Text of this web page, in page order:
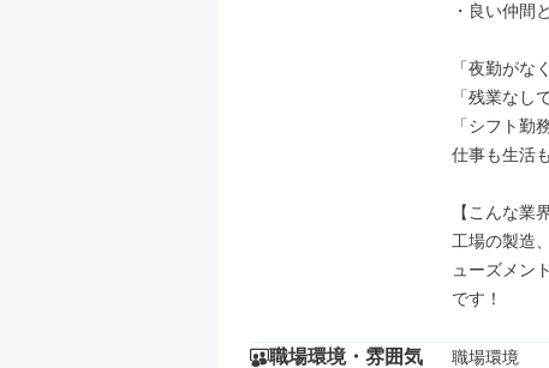
・良い仲間
「夜勤がな
「残業なし
「シフト勤
仕事も生活
【こんな業
工場の製造
ューズメン
です！
職場環境・雰囲気
職場環境